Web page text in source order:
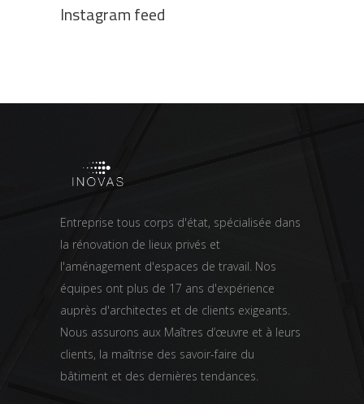
Instagram feed
Entreprise tous corps d'état, spécialisée dans
la rénovation de lieux privés et
l'aménagement d'espaces de travail. Nos
équipes ont plus de 17 ans d'expérience
auprès d'architectes et de clients exigeants.
Nous assurons aux Maîtres d’œuvre et à leurs
clients, la maîtrise des savoir-faire du
bâtiment et des dernières tendances.